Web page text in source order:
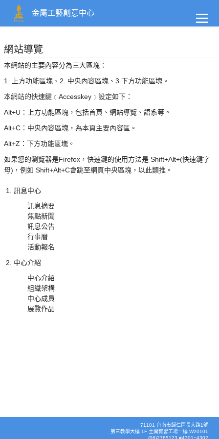
主
要
容
金屬工藝創意中心
網站導覽
本網站的主要內容分為三大區塊：
1. 上方功能區塊、2. 中央內容區塊、3.下方功能區塊。
本網站的快速鍵﹝Accesskey﹞設定如下：
Alt+U：上方功能區塊，包括首頁、網站導覽、語系等。
Alt+C：中央內容區塊，為本頁主要內容區。
Alt+Z：下方功能區塊。
如果您的瀏覽器是Firefox，快速鍵的使用方法是 Shift+Alt+(快速鍵字
母)，例如 Shift+Alt+C會跳至網頁中央區塊，以此類推。
訊息中心
訊息摘要
焦點新聞
訊息公告
行事曆
活動報名
中心介紹
中心介紹
組織架構
中心成員
展覽作品
71101 台南市歸仁區長大路1號
第三教學大樓 1F 土開實習工場一樓 W20101